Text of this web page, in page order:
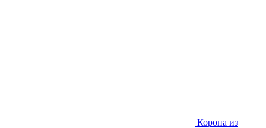
Корона из